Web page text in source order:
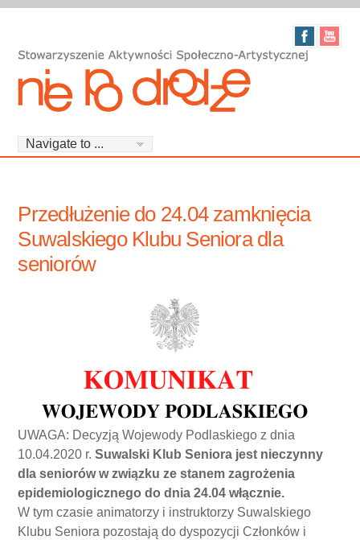
Przedłużenie do 24.04 zamknięcia
Suwalskiego Klubu Seniora dla
seniorów
UWAGA: Decyzją Wojewody Podlaskiego z dnia
10.04.2020 r.Suwalski Klub Seniora jest nieczynny
dla seniorów w związku ze stanem zagrożenia
epidemiologicznego do dnia 24.04 włącznie.
W tym czasie animatorzy i instruktorzy Suwalskiego
Klubu Seniora pozostają do dyspozycji Członków i